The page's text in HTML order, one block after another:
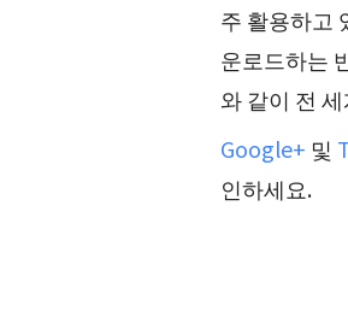
주 활용하고
운로드하는
와 같이 전
Google+ 및
인하세요.